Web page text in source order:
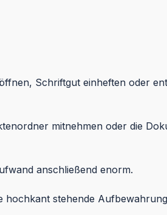
Schriftgut einheften oder
mitnehmen oder die
anschließend enorm.
stehende